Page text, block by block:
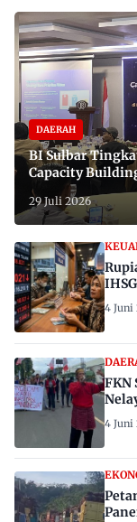
DAERAH
BI Sulbar
Capacity
29 Juli 2026
4 Juni
FKN
4 Juni